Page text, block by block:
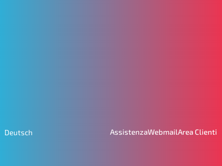
Deutsch AssistenzaWebmailArea Clienti